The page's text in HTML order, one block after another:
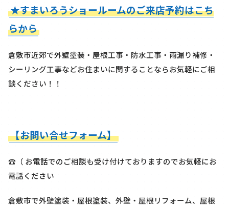
★すまいろうショールームのご来店予約はこち
らから
倉敷市近郊で外壁塗装・屋根工事・防水工事・雨漏り補修・
シーリング工事などお住まいに関することならお気軽にご相
談ください！！
【お問い合せフォーム】
☎（ お電話でのご相談も受け付けておりますのでお気軽にお
電話ください
倉敷市で外壁塗装・屋根塗装、外壁・屋根リフォーム、屋根